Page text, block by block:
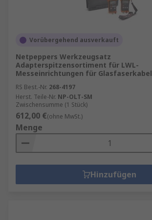
Vorübergehend ausverkauft
Netpeppers Werkzeugsatz
Adapterspitzensortiment für LWL-
Messeinrichtungen für Glasfaserkabel
RS Best.-Nr. 268-4197
Herst. Teile-Nr. NP-OLT-SM
Zwischensumme (1 Stück)
612,00 €(ohne MwSt.)
Menge
Hinzufügen